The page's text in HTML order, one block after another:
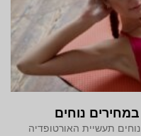
במחירים נוחים
תעשיית האורטופדיה